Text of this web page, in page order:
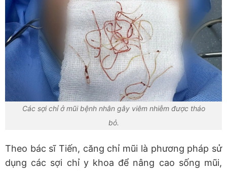
Các sợi chỉ ở mũi bệnh nhân gây viêm nhiễm được tháo
bỏ.
Theo bác sĩ Tiến, căng chỉ mũi là phương pháp sử
dụng các sợi chỉ y khoa để nâng cao sống mũi,